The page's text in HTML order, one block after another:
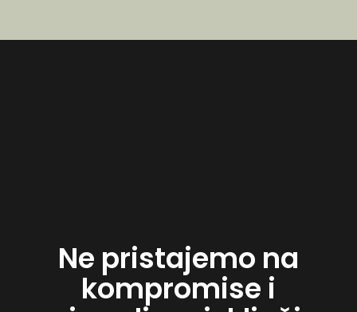
Ne pristajemo na
kompromise i